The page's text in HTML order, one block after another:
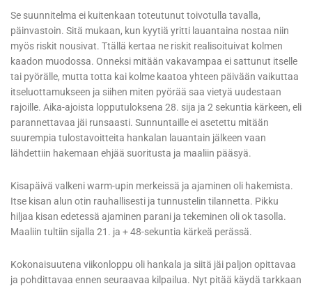
Se suunnitelma ei kuitenkaan toteutunut toivotulla tavalla,
päinvastoin. Sitä mukaan, kun kyytiä yritti lauantaina nostaa niin
myös riskit nousivat. Ttällä kertaa ne riskit realisoituivat kolmen
kaadon muodossa. Onneksi mitään vakavampaa ei sattunut itselle
tai pyörälle, mutta totta kai kolme kaatoa yhteen päivään vaikuttaa
itseluottamukseen ja siihen miten pyörää saa vietyä uudestaan
rajoille. Aika-ajoista lopputuloksena 28. sija ja 2 sekuntia kärkeen, eli
parannettavaa jäi runsaasti. Sunnuntaille ei asetettu mitään
suurempia tulostavoitteita hankalan lauantain jälkeen vaan
lähdettiin hakemaan ehjää suoritusta ja maaliin pääsyä.
Kisapäivä valkeni warm-upin merkeissä ja ajaminen oli hakemista.
Itse kisan alun otin rauhallisesti ja tunnustelin tilannetta. Pikku
hiljaa kisan edetessä ajaminen parani ja tekeminen oli ok tasolla.
Maaliin tultiin sijalla 21. ja + 48-sekuntia kärkeä perässä.
Kokonaisuutena viikonloppu oli hankala ja siitä jäi paljon opittavaa
ja pohdittavaa ennen seuraavaa kilpailua. Nyt pitää käydä tarkkaan